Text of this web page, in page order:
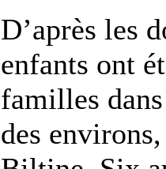
D’après les
enfants ont
familles
des